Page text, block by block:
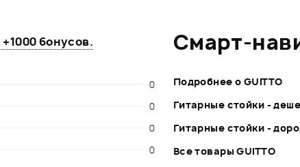
+1000 бонусов.
0
0
0
0
Смарт-
Подробнее о GUITTO
Гитарные стойки -
Гитарные стойки -
Все товары GUITTO